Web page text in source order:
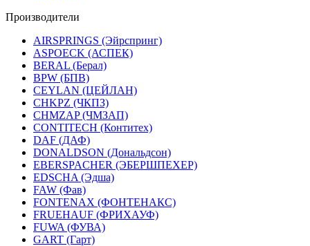
Производители
AIRSPRINGS (Эйрспринг)
ASPOECK (АСПЕК)
BERAL (Берал)
BPW (БПВ)
CEYLAN (ЦЕЙЛАН)
CHKPZ (ЧКПЗ)
CHMZAP (ЧМЗАП)
CONTITECH (Контитех)
DAF (ДАФ)
DONALDSON (Дональдсон)
EBERSPACHER (ЭБЕРШПЕХЕР)
EDSCHA (Эдша)
FAW (Фав)
FONTENAX (ФОНТЕНАКС)
FRUEHAUF (ФРИХАУФ)
FUWA (ФУВА)
GART (Гарт)